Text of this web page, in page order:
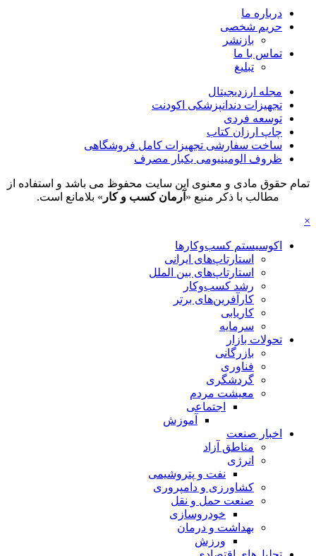
درباره ما
حریم شخصی
بازنشر
تماس با ما
تبلیغ
مجله ارزدیجیتال
تجهیزات دندانپزشکی اکودنت
توسعه فردی
چاپ ارزان کتاب
ساخت سفارشی تجهیزات کامل فروشگاهی
ظروف الومینیومی یکبار مصرف
تمام حقوق مادی و معنوی این سایت محفوظ می باشد و استفاده از
مطالب با ذکر منبع « آرمان کسب و کار » بلامانع است.
×
اکوسیستم کسب‌وکارها
استارتاپ‌های ایرانی
استارتاپ‌های بین الملل
رشد کسب‌وکار
کارآفرین‌های برتر
کاریابی
سرمایه
تحولات بازار
بازرگانی
فناوری
گردشگری
معیشت مردم
اجتماعی
آموزش
اخبار صنعت
مناطق آزاد
انرژی
نفت و پتروشیمی
کشاورزی و دامپروری
صنعت حمل و نقل
خودروسازی
بهداشت و درمان
ورزش